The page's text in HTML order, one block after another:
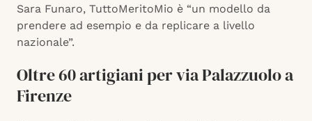
Sara Funaro, TuttoMeritoMio è “un modello da
prendere ad esempio e da replicare a livello
nazionale”.
Oltre 60 artigiani per via Palazzuolo a
Firenze